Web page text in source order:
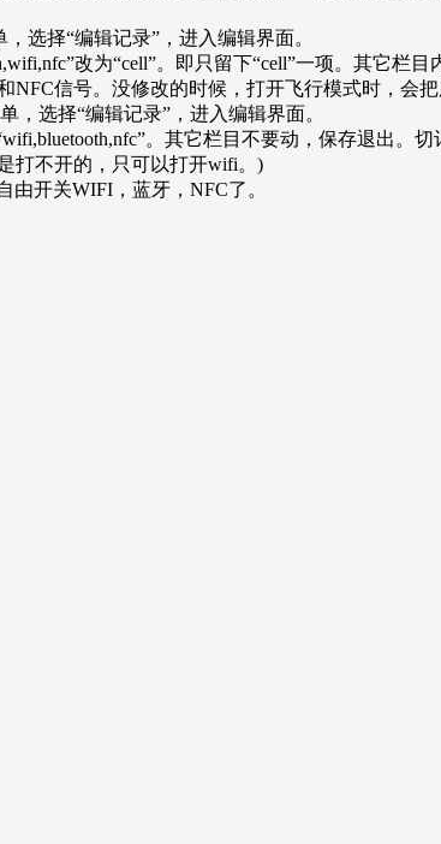
选择“编辑记录”，进入编辑界面。
改为“cell”。即只留下“cell”一项。其它
信号。没修改的时候，打开飞行模式时，会
，选择“编辑记录”，进入编辑界面。
。其它栏目不要动，保存退出
打不开的，只可以打开wifi。)
开关WIFI，蓝牙，NFC了。